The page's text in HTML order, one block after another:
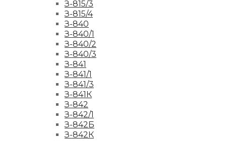
З-815/3
З-815/4
З-840
З-840/1
З-840/2
З-840/3
З-841
З-841/1
З-841/3
З-841К
З-842
З-842/1
З-842Б
З-842К